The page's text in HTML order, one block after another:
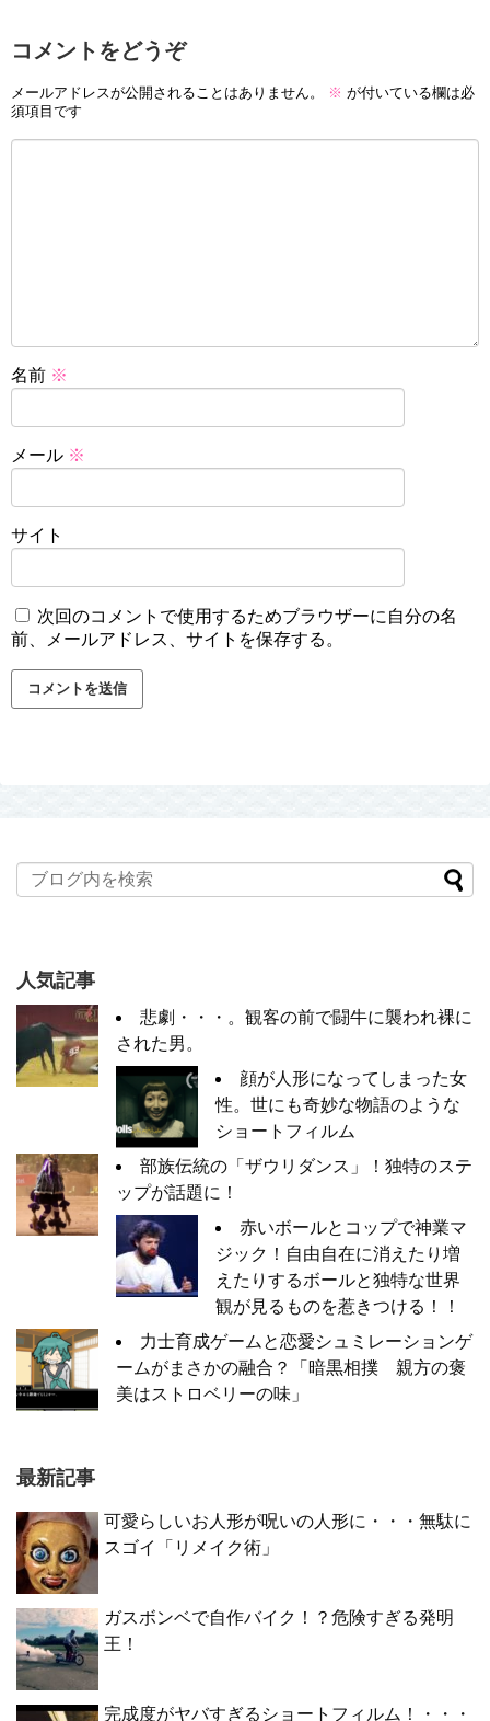
コメントをどうぞ
メールアドレスが公開されることはありません。 ※ が付いている欄は必
須項目です
名前 ※
メール ※
サイト
次回のコメントで使用するためブラウザーに自分の名
前、メールアドレス、サイトを保存する。
人気記事
悲劇・・・。観客の前で闘牛に襲われ裸に
された男。
顔が人形になってしまった女
性。世にも奇妙な物語のような
ショートフィルム
部族伝統の「ザウリダンス」！独特のステ
ップが話題に！
赤いボールとコップで神業マ
ジック！自由自在に消えたり増
えたりするボールと独特な世界
観が見るものを惹きつける！！
力士育成ゲームと恋愛シュミレーションゲ
ームがまさかの融合？「暗黒相撲 親方の褒
美はストロベリーの味」
最新記事
可愛らしいお人形が呪いの人形に・・・無駄に
スゴイ「リメイク術」
ガスボンベで自作バイク！？危険すぎる発明
王！
完成度がヤバすぎるショートフィルム！・・・